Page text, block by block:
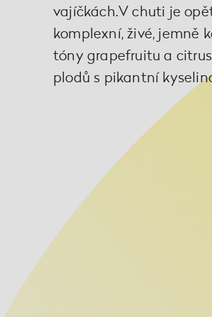
vajíčkách.V chuti je
komplexní, živé, jemně
tóny grapefruitu a
plodů s pikantní